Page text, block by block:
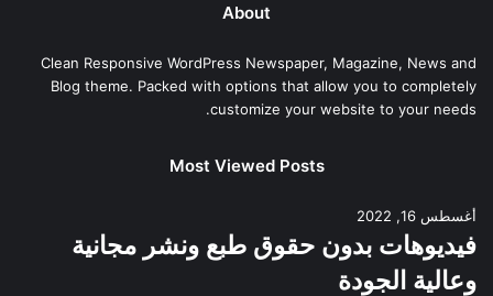
About
Clean Responsive WordPress Newspaper, Magazine, News and
Blog theme. Packed with options that allow you to completely
customize your website to your needs.
Most Viewed Posts
أغسطس 16, 2022
فيديوهات بدون حقوق طبع ونشر مجانية
وعالية الجودة